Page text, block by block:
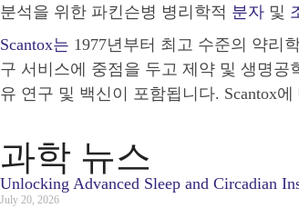
분석을 위한 파킨슨병 병리학적 분자 및
Scantox는 1977년부터 최고 수준의 약리
구 서비스에 중점을 두고 제약 및 생명공
유 연구 및 백신이 포함됩니다. Scantox
과학 뉴스
Unlocking Advanced Sleep and Circadian
July 20, 2026